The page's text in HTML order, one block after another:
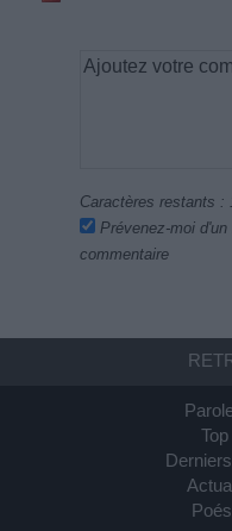
Caractères restants :
Prévenez-moi d'un
commentaire